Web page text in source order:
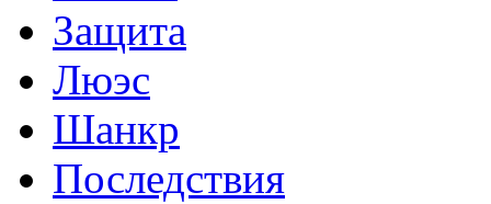
Защита
Люэс
Шанкр
Последствия